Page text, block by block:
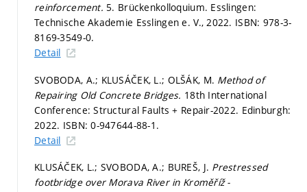
reinforcement. 5. Brückenkolloquium. Esslingen:
Technische Akademie Esslingen e. V., 2022. ISBN: 978-3-
8169-3549-0.
Detail
SVOBODA, A.; KLUSÁČEK, L.; OLŠÁK, M. Method of
Repairing Old Concrete Bridges. 18th International
Conference: Structural Faults + Repair-2022. Edinburgh:
2022. ISBN: 0-947644-88-1.
Detail
KLUSÁČEK, L.; SVOBODA, A.; BUREŠ, J. Prestressed
footbridge over Morava River in Kroměříž -